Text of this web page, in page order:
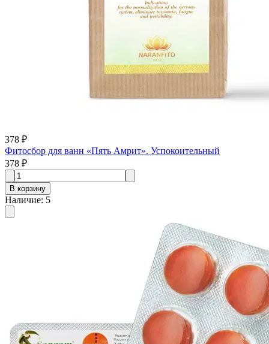
378 ₽
Фитосбор для ванн «Пять Амрит». Успокоительный
378 ₽
В корзину
Наличие: 5